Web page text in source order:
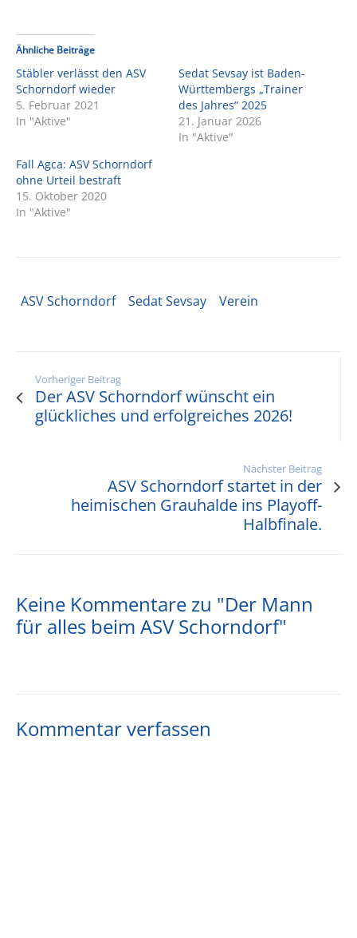
Ähnliche Beiträge
Stäbler verlässt den ASV
Schorndorf wieder
5. Februar 2021
In "Aktive"
Sedat Sevsay ist Baden-
Württembergs „Trainer
des Jahres“ 2025
21. Januar 2026
In "Aktive"
Fall Agca: ASV Schorndorf
ohne Urteil bestraft
15. Oktober 2020
In "Aktive"
ASV Schorndorf Sedat Sevsay Verein
Vorheriger Beitrag
Der ASV Schorndorf wünscht ein
glückliches und erfolgreiches 2026!
Nächster Beitrag
ASV Schorndorf startet in der
heimischen Grauhalde ins Playoff-
Halbfinale.
Keine Kommentare zu "Der Mann
für alles beim ASV Schorndorf"
Kommentar verfassen